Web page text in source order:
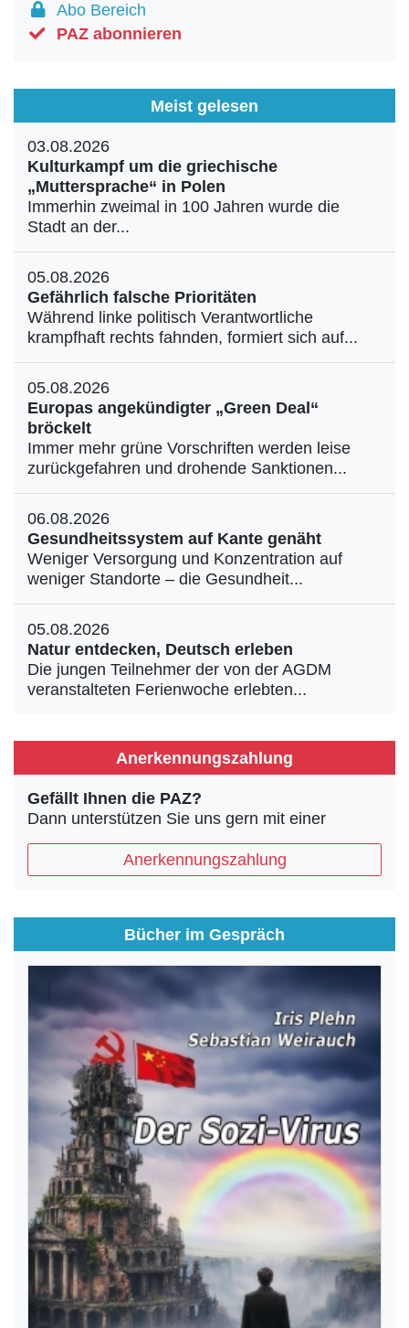
Abo Bereich
PAZ abonnieren
Meist gelesen
03.08.2026
Kulturkampf um die griechische
„Muttersprache“ in Polen
Immerhin zweimal in 100 Jahren wurde die
Stadt an der...
05.08.2026
Gefährlich falsche Prioritäten
Während linke politisch Verantwortliche
krampfhaft rechts fahnden, formiert sich auf...
05.08.2026
Europas angekündigter „Green Deal“
bröckelt
Immer mehr grüne Vorschriften werden leise
zurückgefahren und drohende Sanktionen...
06.08.2026
Gesundheitssystem auf Kante genäht
Weniger Versorgung und Konzentration auf
weniger Standorte – die Gesundheit...
05.08.2026
Natur entdecken, Deutsch erleben
Die jungen Teilnehmer der von der AGDM
veranstalteten Ferienwoche erlebten...
Anerkennungszahlung
Gefällt Ihnen die PAZ?
Dann unterstützen Sie uns gern mit einer
Anerkennungszahlung
Bücher im Gespräch